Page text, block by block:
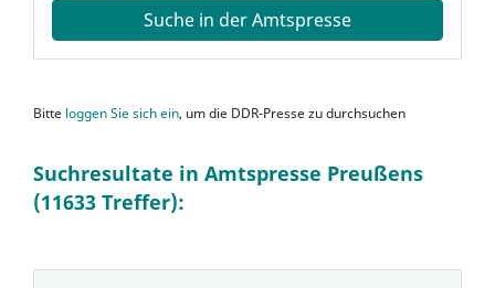
Suche in der Amtspresse
Bitte loggen Sie sich ein, um die DDR-Presse zu durchsuchen
Suchresultate in Amtspresse Preußens
(11633 Treffer):